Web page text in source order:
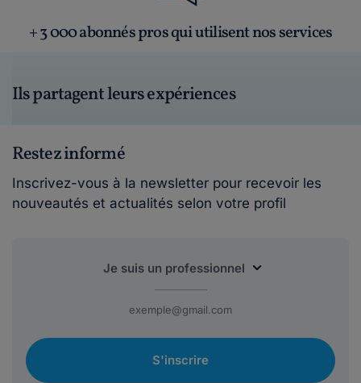
+ 3 000 abonnés pros qui utilisent nos services
Ils partagent leurs expériences
Restez informé
Inscrivez-vous à la newsletter pour recevoir les
nouveautés et actualités selon votre profil
S'inscrire